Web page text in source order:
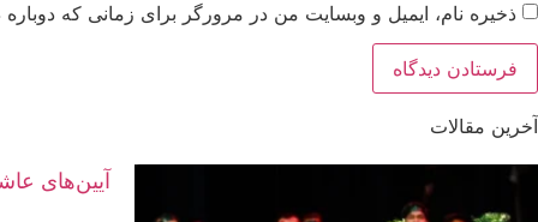
ذخیره نام، ایمیل و وبسایت من در مرورگر برای زمانی که
آخرین مقالات
آیین‌های